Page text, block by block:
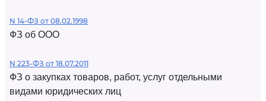
N 14-ФЗ от 08.02.1998
ФЗ об ООО
N 223-ФЗ от 18.07.2011
ФЗ о закупках товаров, работ, услуг отдельными
видами юридических лиц